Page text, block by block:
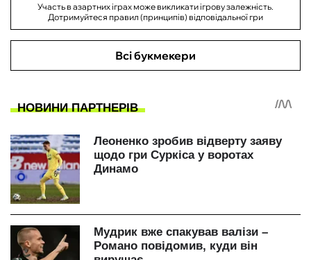
Участь в азартних іграх може викликати ігрову залежність.
Дотримуйтеся правил (принципів) відповідальної гри
Всі букмекери